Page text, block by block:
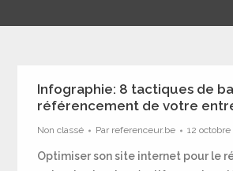
Infographie: 8 tactiques de
référencement de votre
Non classé Par referenceur.be 12 octobre
Optimiser son site internet pour le